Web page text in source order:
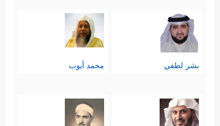
بشر لطفي محمد أيوب